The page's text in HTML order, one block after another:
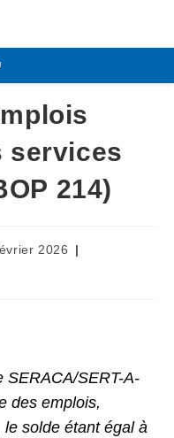
services
214)
2026
SERACA/SERT-A-
des emplois,
solde étant égal à